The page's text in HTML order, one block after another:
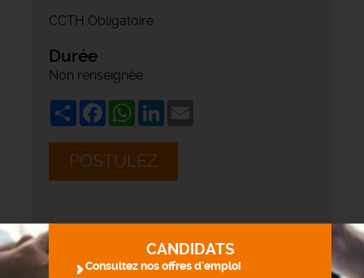
CCTH Obligatoire
Durée
Non renseignée
ShareFacebookWhatsApp
LinkedIn
POSTULEZ
CANDIDATS
Consultez nos offres d'emploi